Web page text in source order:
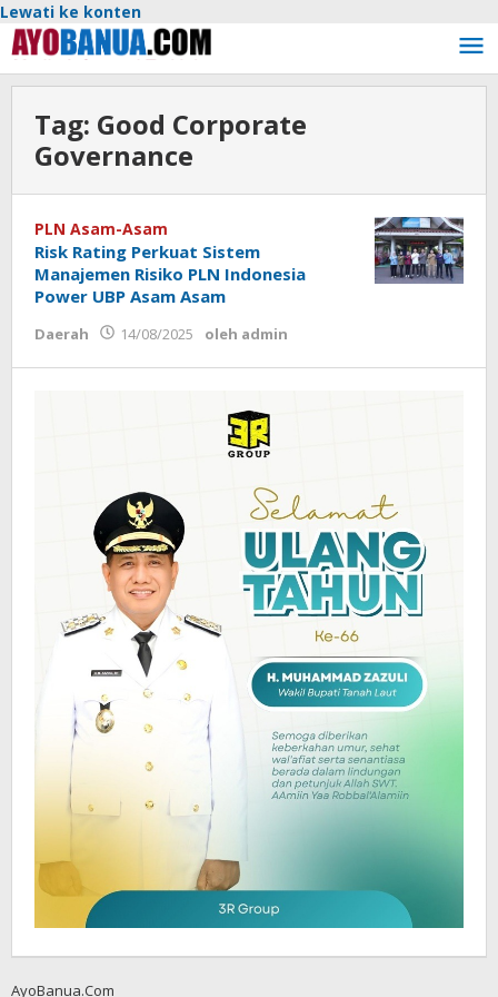
Lewati ke konten
Tag: Good Corporate
Governance
PLN Asam-Asam
Risk Rating Perkuat Sistem
Manajemen Risiko PLN Indonesia
Power UBP Asam Asam
Daerah 14/08/2025 oleh admin
AyoBanua.Com